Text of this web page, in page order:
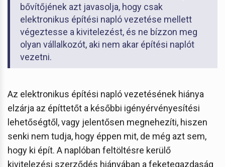
bővítőjének azt javasolja, hogy csak
elektronikus építési napló vezetése mellett
végeztesse a kivitelezést, és ne bízzon meg
olyan vállalkozót, aki nem akar építési naplót
vezetni.
Az elektronikus építési napló vezetésének hiánya
elzárja az építtetőt a későbbi igényérvényesítési
lehetőségtől, vagy jelentősen megnehezíti, hiszen
senki nem tudja, hogy éppen mit, de még azt sem,
hogy ki épít. A naplóban feltöltésre kerülő
kivitelezési szerződés hiányában a feketegazdaság